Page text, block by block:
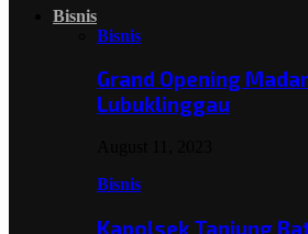
Bisnis
Bisnis
Grand Opening
Lubuklinggau
Bisnis
Kapolsek Tanjung